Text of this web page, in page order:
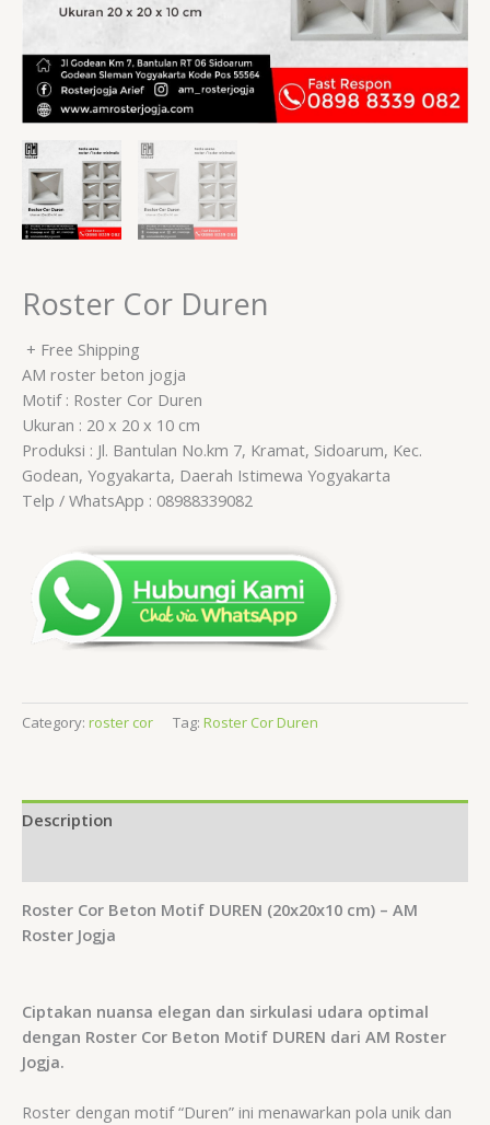
Roster Cor Duren
+ Free Shipping
AM roster beton jogja
Motif : Roster Cor Duren
Ukuran : 20 x 20 x 10 cm
Produksi : Jl. Bantulan No.km 7, Kramat, Sidoarum, Kec.
Godean, Yogyakarta, Daerah Istimewa Yogyakarta
Telp / WhatsApp : 08988339082
Category: roster cor Tag: Roster Cor Duren
Description
Roster Cor Beton Motif DUREN (20x20x10 cm) – AM
Roster Jogja
Ciptakan nuansa elegan dan sirkulasi udara optimal
dengan Roster Cor Beton Motif DUREN dari AM Roster
Jogja.
Roster dengan motif “Duren” ini menawarkan pola unik dan